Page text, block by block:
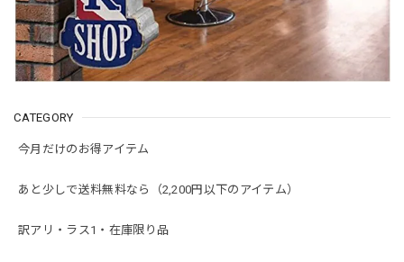
CATEGORY
今月だけのお得アイテム
あと少しで送料無料なら（2,200円以下のアイテム）
訳アリ・ラス1・在庫限り品